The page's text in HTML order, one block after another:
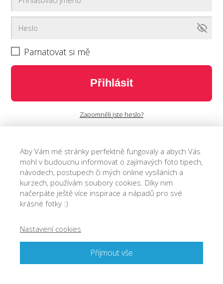
Pamatovat si mě
Přihlásit
Zapomněli jste heslo?
© 2018 Josef Cvrček - O focení. Jednoduše.
Aby Vám mé stránky perfektně fungovaly a abych Vás
mohl v budoucnu informovat o zajímavých foto tipech,
návodech, postupech či mých online vysíláních a
kurzech, používám soubory cookies. Díky nim
načerpáte ještě více inspirace a nápadů pro své
krásné fotky :)
Nastavení cookies
Přijmout vše